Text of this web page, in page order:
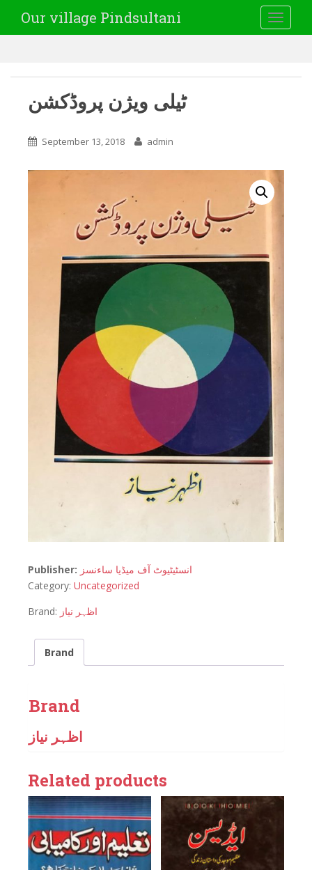
Our village Pindsultani
ٹیلی ویژن پروڈکشن
September 13, 2018 admin
Publisher: انسٹیٹیوٹ آف میڈیا ساءنسز
Category: Uncategorized
Brand: اظہر نیاز
Brand
Brand
اظہر نیاز
Related products